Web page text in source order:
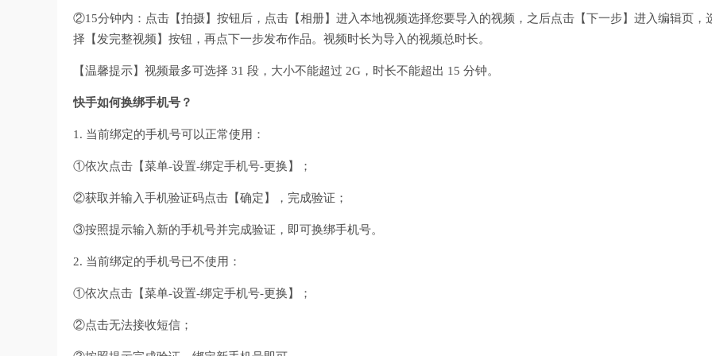
②15分钟内：点击【拍摄】按钮后，点击【相册】进入本地视频选择您要导入的视频，之后点击【下一步】进入编辑页，
择【发完整视频】按钮，再点下一步发布作品。视频时长为导入的视频总时长。
【温馨提示】视频最多可选择 31 段，大小不能超过 2G，时长不能超出 15 分钟。
快手如何换绑手机号？
1. 当前绑定的手机号可以正常使用：
①依次点击【菜单-设置-绑定手机号-更换】；
②获取并输入手机验证码点击【确定】，完成验证；
③按照提示输入新的手机号并完成验证，即可换绑手机号。
2. 当前绑定的手机号已不使用：
①依次点击【菜单-设置-绑定手机号-更换】；
②点击无法接收短信；